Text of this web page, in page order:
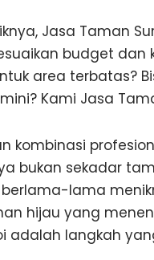
Jasa Taman
budget dan
area terbatas?
Kami Jasa
kombinasi
bukan sekadar
lama
hijau yang
adalah langkah